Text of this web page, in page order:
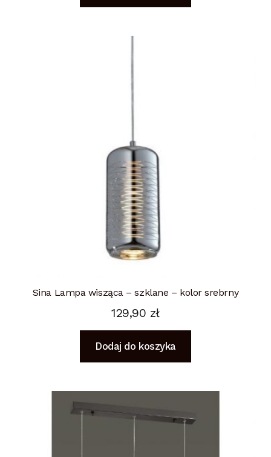
Sina Lampa wisząca – szklane – kolor srebrny
129,90 zł
Dodaj do koszyka